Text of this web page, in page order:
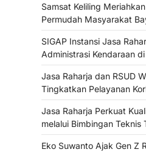
Samsat Keliling
Permudah Masyarakat
SIGAP Instansi Jasa
Administrasi Kendaraan
Jasa Raharja dan RSUD
Tingkatkan Pelayanan
Jasa Raharja Perkuat
melalui Bimbingan Teknis
Eko Suwanto Ajak Gen Z